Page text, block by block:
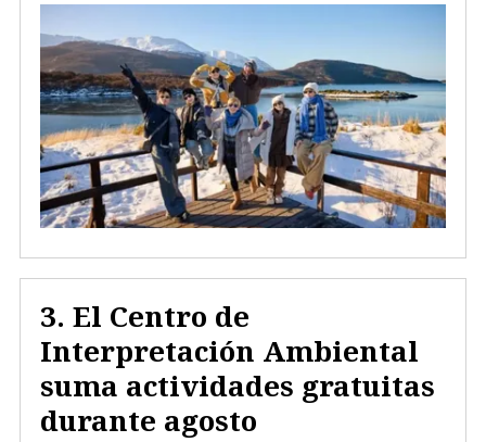
El Centro de
Interpretación Ambiental
suma actividades gratuitas
durante agosto